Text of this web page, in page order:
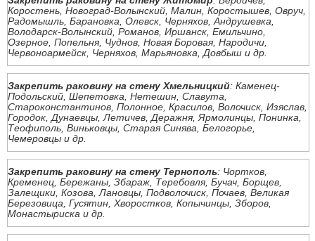
Коростень, Новоград-Волынский, Малин, Коростышев, Овруч,
Радомышль, Барановка, Олевск, Черняхов, Андрушевка,
Володарск-Волынский, Романов, Иршанск, Емильчино,
Озерное, Попельня, Чуднов, Новая Боровая, Народичи,
Червоноармейск, Черняхов, Марьяновка, Довбыш и др.
Закрепить раковину на стену Хмельницкий: Каменец-
Подольский, Шепетовка, Нетешин, Славута,
Староконстантинов, Полонное, Красилов, Волочиск, Изяслав,
Городок, Дунаевцы, Летичев, Деражня, Ярмолинцы, Понинка,
Теофиполь, Виньковцы, Старая Синява, Белогорье,
Чемеровцы и др.
Закрепить раковину на стену Тернополь: Чортков,
Кременец, Бережаны, Збараж, Теребовля, Бучач, Борщев,
Залещики, Козова, Лановцы, Подволочиск, Почаев, Великая
Березовица, Гусятин, Хворостков, Копычинцы, Зборов,
Монастыриска и др.